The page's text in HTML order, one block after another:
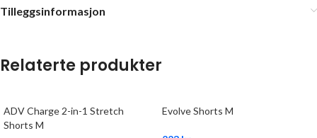
Tilleggsinformasjon
Relaterte produkter
ADV Charge 2-in-1 Stretch
Shorts M
Evolve Shorts M